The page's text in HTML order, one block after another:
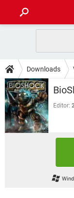
CELULAR
OUTLOOK
INSTAGRAM
GUIA DE COMPRAS
DICAS
JOGOS
CELULAR
OUTLOOK
INSTAGRAM
DOWNLOADS
JOGOS
CELULAR
FÓRUM
JOGOS
Downloads
Editor: